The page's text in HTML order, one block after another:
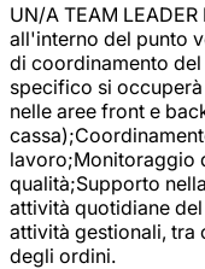
UN/A TEAM
all'interno del punto
di coordinamento
specifico si
nelle aree front e
lavoro;Monitoraggio
qualità;Supporto
attività quotidiane
attività gestionali, tra
degli ordini.